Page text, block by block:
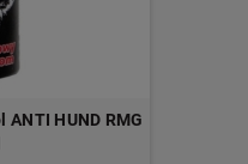
HUND RMG